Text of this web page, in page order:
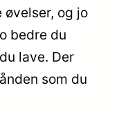
og jo
bedre du
lave. Der
som du